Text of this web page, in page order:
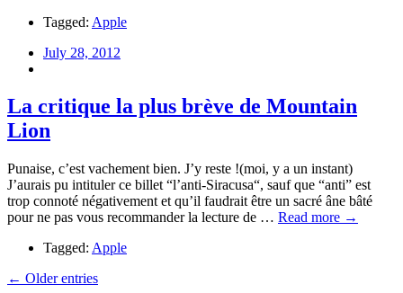
Tagged: Apple
July 28, 2012
La critique la plus brève de Mountain
Lion
Punaise, c’est vachement bien. J’y reste !(moi, y a un instant)
J’aurais pu intituler ce billet “l’anti-Siracusa“, sauf que “anti” est
trop connoté négativement et qu’il faudrait être un sacré âne bâté
pour ne pas vous recommander la lecture de … Read more →
Tagged: Apple
← Older entries